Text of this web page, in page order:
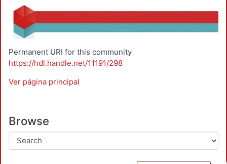
Permanent URI for this community
https://hdl.handle.net/11191/298
Ver página principal
Browse